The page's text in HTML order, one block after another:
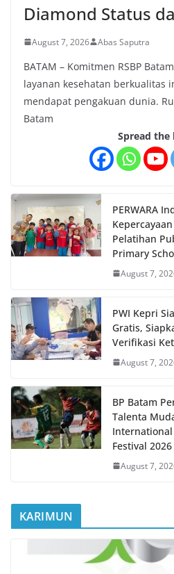
Diamond Status
August 7, 2026 Abas Saputra
BATAM – Komitmen RSBP
layanan kesehatan berkualitas
mendapat pengakuan dunia.
Batam
Spread the
PERWARA
Pelatihan
Primary
August 7,
PWI Kepri
Gratis,
Verifikasi
August 7,
BP Batam
Talenta
International
Festival 2026
August 7,
KARIMUN